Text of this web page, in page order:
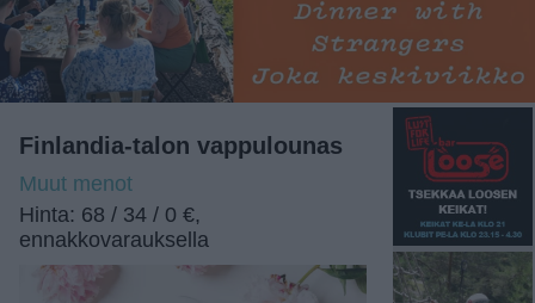
Finlandia-talon vappulounas
Muut menot
Hinta: 68 / 34 / 0 €,
ennakkovarauksella